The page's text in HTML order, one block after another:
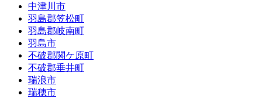
中津川市
羽島郡笠松町
羽島郡岐南町
羽島市
不破郡関ケ原町
不破郡垂井町
瑞浪市
瑞穂市